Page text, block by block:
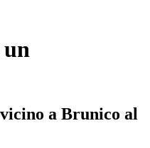
un
a Brunico al